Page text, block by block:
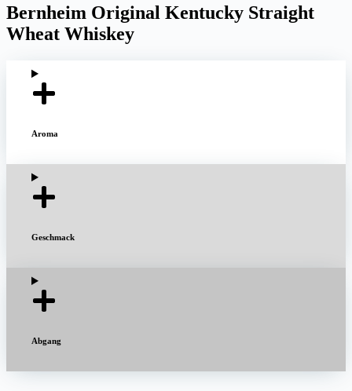
Bernheim Original Kentucky Straight
Wheat Whiskey
Aroma
Geschmack
Abgang